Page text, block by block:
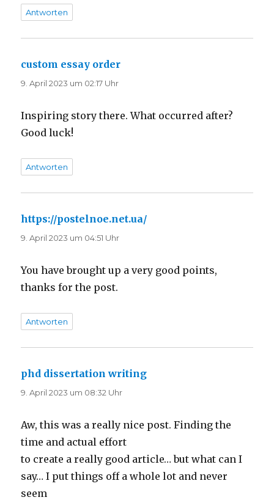
Antworten
custom essay order
9. April 2023 um 02:17 Uhr
Inspiring story there. What occurred after?
Good luck!
Antworten
https://postelnoe.net.ua/
9. April 2023 um 04:51 Uhr
You have brought up a very good points,
thanks for the post.
Antworten
phd dissertation writing
9. April 2023 um 08:32 Uhr
Aw, this was a really nice post. Finding the
time and actual effort
to create a really good article… but what can I
say… I put things off a whole lot and never
seem